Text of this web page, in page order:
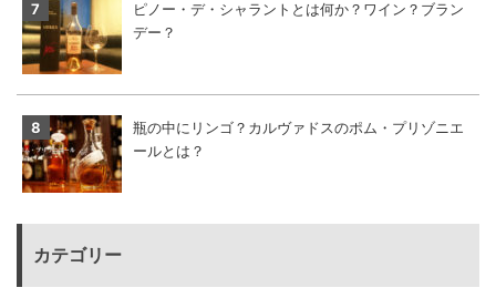
ピノー・デ・シャラントとは何か？ワイン？ブラン
デー？
瓶の中にリンゴ？カルヴァドスのポム・プリゾニエ
ールとは？
カテゴリー